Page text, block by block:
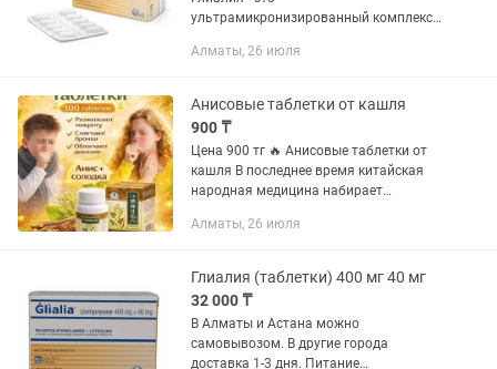
ультрамикронизированный комплекс
лютеолин, направлены на снятие
поврежденные...
Алматы, 26 июля
Анисовые таблетки от кашля
900 ₸
Цена 900 тг 🔥 Анисовые таблетки от
кашля В последнее время китайская
народная медицина набирает
высокой эффективности и
биологические...
Алматы, 26 июля
Глиалия (таблетки) 400 мг 40 мг
32 000 ₸
В Алматы и Астана можно
самовывозом. В другие города
доставка 1-3 дня. Питание